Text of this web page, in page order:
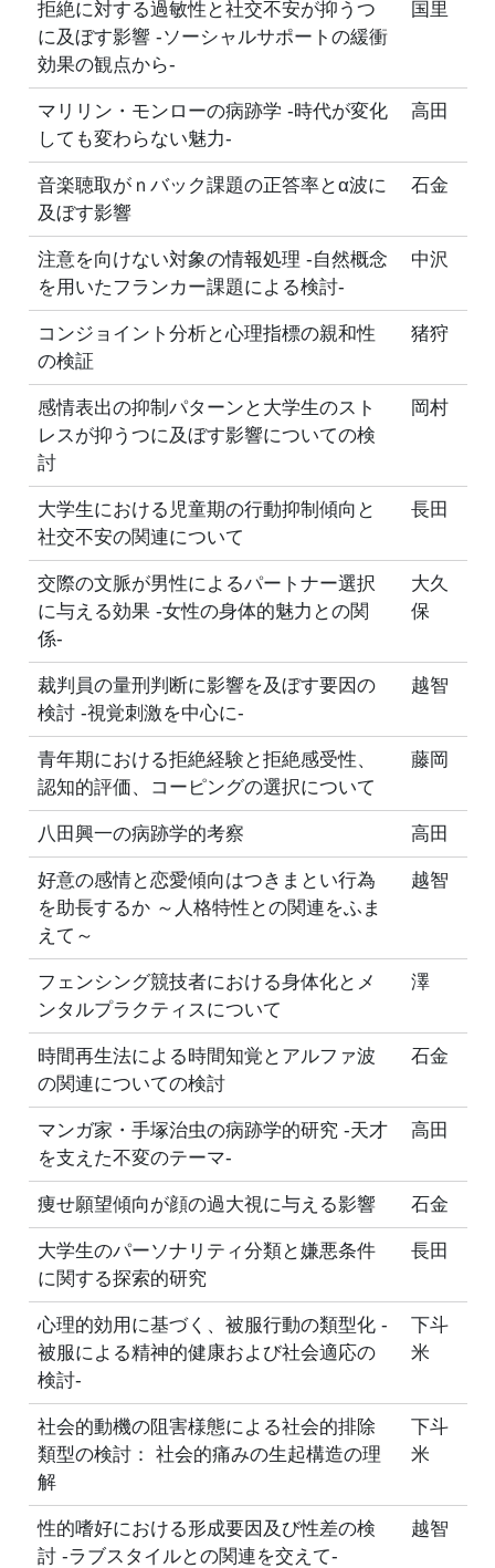
拒絶に対する過敏性と社交不安が抑うつ
に及ぼす影響 -ソーシャルサポートの緩衝
効果の観点から-
国里
マリリン・モンローの病跡学 -時代が変化
しても変わらない魅力-
高田
音楽聴取がｎバック課題の正答率とα波に
及ぼす影響
石金
注意を向けない対象の情報処理 -自然概念
を用いたフランカー課題による検討-
中沢
コンジョイント分析と心理指標の親和性
の検証
猪狩
感情表出の抑制パターンと大学生のスト
レスが抑うつに及ぼす影響についての検
討
岡村
大学生における児童期の行動抑制傾向と
社交不安の関連について
長田
交際の文脈が男性によるパートナー選択
に与える効果 -女性の身体的魅力との関
係-
大久
保
裁判員の量刑判断に影響を及ぼす要因の
検討 -視覚刺激を中心に-
越智
青年期における拒絶経験と拒絶感受性、
認知的評価、コーピングの選択について
藤岡
八田興一の病跡学的考察 高田
好意の感情と恋愛傾向はつきまとい行為
を助長するか ～人格特性との関連をふま
えて～
越智
フェンシング競技者における身体化とメ
ンタルプラクティスについて
澤
時間再生法による時間知覚とアルファ波
の関連についての検討
石金
マンガ家・手塚治虫の病跡学的研究 -天才
を支えた不変のテーマ-
高田
痩せ願望傾向が顔の過大視に与える影響 石金
大学生のパーソナリティ分類と嫌悪条件
に関する探索的研究
長田
心理的効用に基づく、被服行動の類型化 -
被服による精神的健康および社会適応の
検討-
下斗
米
社会的動機の阻害様態による社会的排除
類型の検討： 社会的痛みの生起構造の理
解
下斗
米
性的嗜好における形成要因及び性差の検
討 -ラブスタイルとの関連を交えて-
越智